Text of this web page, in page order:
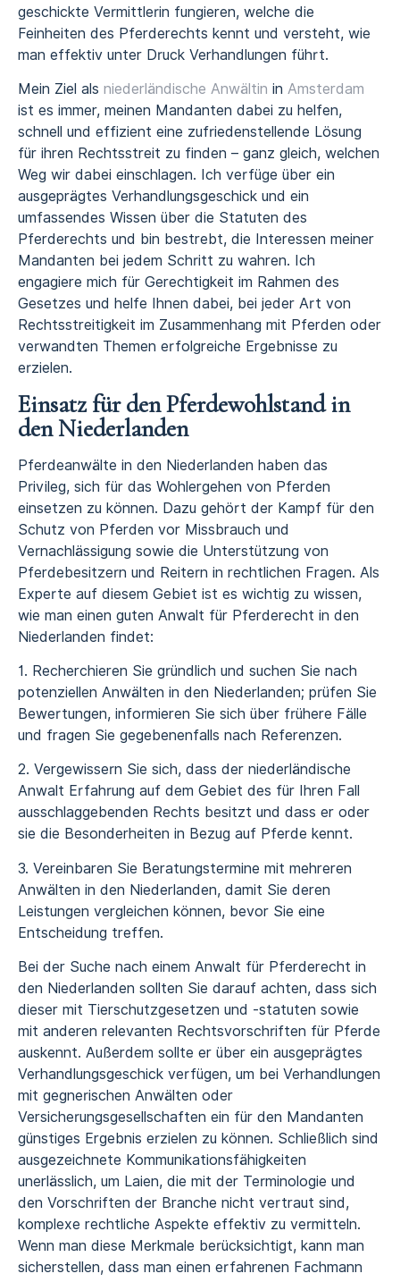
geschickte Vermittlerin fungieren, welche die
Feinheiten des Pferderechts kennt und versteht, wie
man effektiv unter Druck Verhandlungen führt.
Mein Ziel als niederländische Anwältin in Amsterdam
ist es immer, meinen Mandanten dabei zu helfen,
schnell und effizient eine zufriedenstellende Lösung
für ihren Rechtsstreit zu finden – ganz gleich, welchen
Weg wir dabei einschlagen. Ich verfüge über ein
ausgeprägtes Verhandlungsgeschick und ein
umfassendes Wissen über die Statuten des
Pferderechts und bin bestrebt, die Interessen meiner
Mandanten bei jedem Schritt zu wahren. Ich
engagiere mich für Gerechtigkeit im Rahmen des
Gesetzes und helfe Ihnen dabei, bei jeder Art von
Rechtsstreitigkeit im Zusammenhang mit Pferden oder
verwandten Themen erfolgreiche Ergebnisse zu
erzielen.
Einsatz für den Pferdewohlstand in
den Niederlanden
Pferdeanwälte in den Niederlanden haben das
Privileg, sich für das Wohlergehen von Pferden
einsetzen zu können. Dazu gehört der Kampf für den
Schutz von Pferden vor Missbrauch und
Vernachlässigung sowie die Unterstützung von
Pferdebesitzern und Reitern in rechtlichen Fragen. Als
Experte auf diesem Gebiet ist es wichtig zu wissen,
wie man einen guten Anwalt für Pferderecht in den
Niederlanden findet:
1. Recherchieren Sie gründlich und suchen Sie nach
potenziellen Anwälten in den Niederlanden; prüfen Sie
Bewertungen, informieren Sie sich über frühere Fälle
und fragen Sie gegebenenfalls nach Referenzen.
2. Vergewissern Sie sich, dass der niederländische
Anwalt Erfahrung auf dem Gebiet des für Ihren Fall
ausschlaggebenden Rechts besitzt und dass er oder
sie die Besonderheiten in Bezug auf Pferde kennt.
3. Vereinbaren Sie Beratungstermine mit mehreren
Anwälten in den Niederlanden, damit Sie deren
Leistungen vergleichen können, bevor Sie eine
Entscheidung treffen.
Bei der Suche nach einem Anwalt für Pferderecht in
den Niederlanden sollten Sie darauf achten, dass sich
dieser mit Tierschutzgesetzen und -statuten sowie
mit anderen relevanten Rechtsvorschriften für Pferde
auskennt. Außerdem sollte er über ein ausgeprägtes
Verhandlungsgeschick verfügen, um bei Verhandlungen
mit gegnerischen Anwälten oder
Versicherungsgesellschaften ein für den Mandanten
günstiges Ergebnis erzielen zu können. Schließlich sind
ausgezeichnete Kommunikationsfähigkeiten
unerlässlich, um Laien, die mit der Terminologie und
den Vorschriften der Branche nicht vertraut sind,
komplexe rechtliche Aspekte effektiv zu vermitteln.
Wenn man diese Merkmale berücksichtigt, kann man
sicherstellen, dass man einen erfahrenen Fachmann